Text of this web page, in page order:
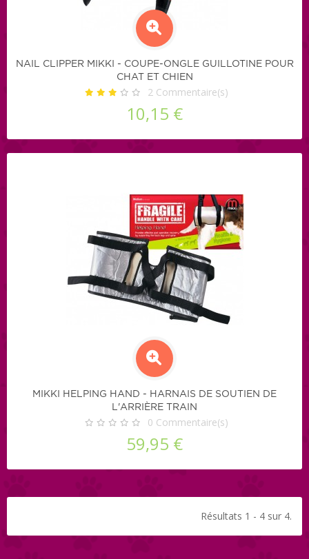
NAIL CLIPPER MIKKI - COUPE-ONGLE GUILLOTINE POUR
CHAT ET CHIEN
2 Commentaire(s)
10,15 €
MIKKI HELPING HAND - HARNAIS DE SOUTIEN DE
L'ARRIÈRE TRAIN
0 Commentaire(s)
59,95 €
Résultats 1 - 4 sur 4.